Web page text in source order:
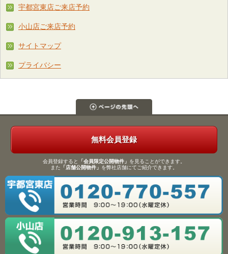
宇都宮東店ご来店予約
小山店ご来店予約
サイトマップ
プライバシー
無料会員登録
会員登録すると 「会員限定公開物件」 を見ることができます。
また 「店舗公開物件」 を弊社店舗にてご紹介できます。